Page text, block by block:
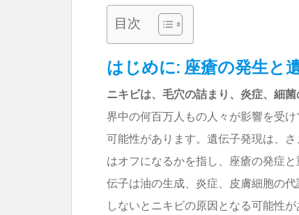
目次
はじめに: 座瘡の発生と
ニキビは、毛穴の詰まり、炎症、細
界中の何百万人もの人々が影響を受
可能性があります。遺伝子発現は、
はオフになるかを指し、座瘡の発症
伝子は油の生成、炎症、皮膚細胞の
しないとニキビの原因となる可能性が